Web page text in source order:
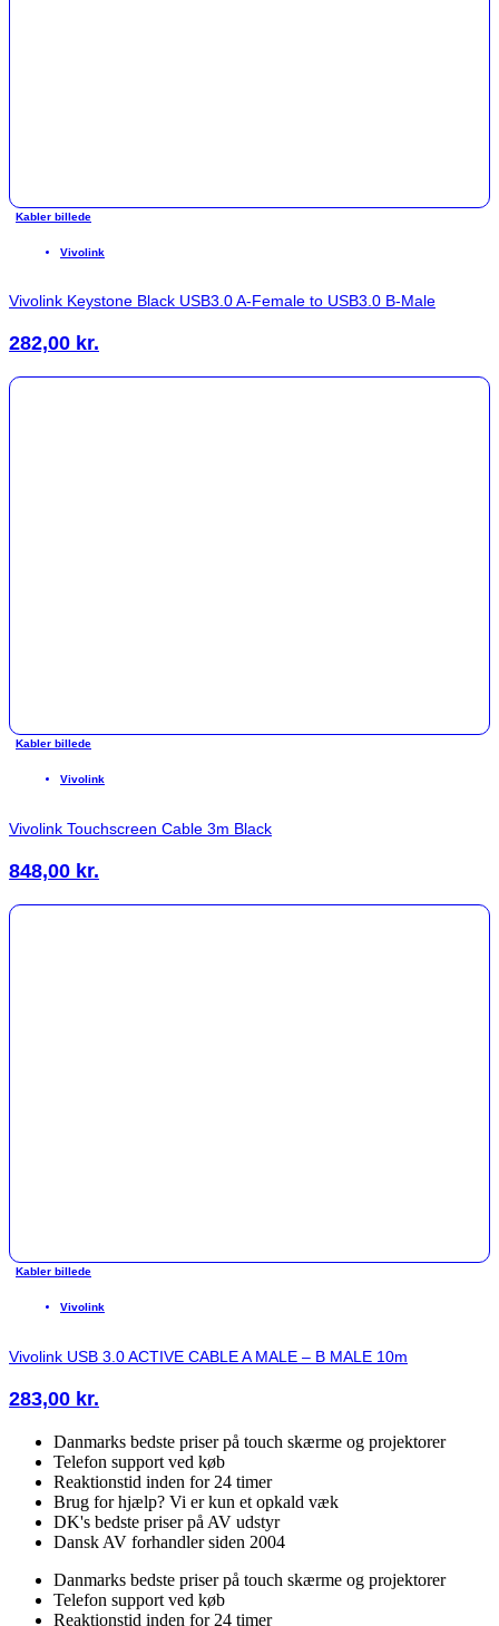
Kabler billede
Vivolink
Vivolink Keystone Black USB3.0 A-Female to USB3.0 B-Male
282,00 kr.
Kabler billede
Vivolink
Vivolink Touchscreen Cable 3m Black
848,00 kr.
Kabler billede
Vivolink
Vivolink USB 3.0 ACTIVE CABLE A MALE – B MALE 10m
283,00 kr.
Danmarks bedste priser på touch skærme og projektorer
Telefon support ved køb
Reaktionstid inden for 24 timer
Brug for hjælp? Vi er kun et opkald væk
DK's bedste priser på AV udstyr
Dansk AV forhandler siden 2004
Danmarks bedste priser på touch skærme og projektorer
Telefon support ved køb
Reaktionstid inden for 24 timer